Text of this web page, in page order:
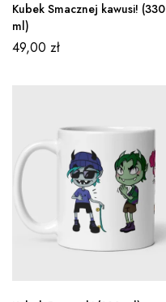
Kubek Smacznej kawusi! (330
ml)
49,00 zł